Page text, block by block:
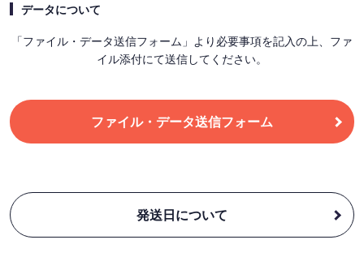
データについて
「ファイル・データ送信フォーム」より必要事項を記入の上、ファ
イル添付にて送信してください。
ファイル・データ送信フォーム
発送日について